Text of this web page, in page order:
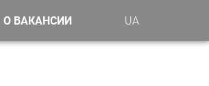
О ВАКАНСИИ UA